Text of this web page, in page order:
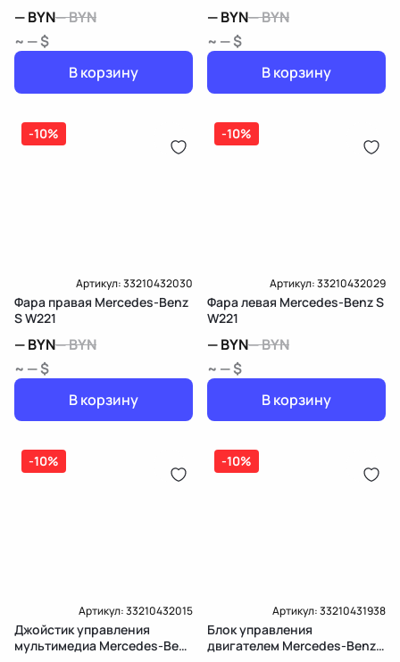
—BYN—BYN
~ — $
В корзину
—BYN—BYN
~ — $
В корзину
-10%
Артикул:33210432030
Фара правая Mercedes-Benz
S W221
—BYN—BYN
~ — $
В корзину
-10%
Артикул:33210432029
Фара левая Mercedes-Benz S
W221
—BYN—BYN
~ — $
В корзину
-10%
Артикул:33210432015
Джойстик управления
мультимедиа Mercedes-Benz
-10%
Артикул:33210431938
Блок управления
двигателем Mercedes-Benz